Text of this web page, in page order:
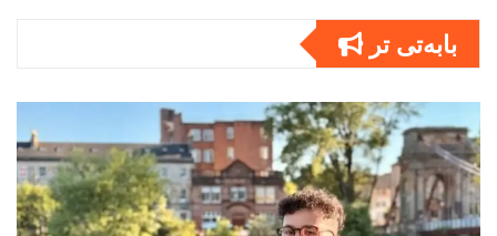
بابەتى تر